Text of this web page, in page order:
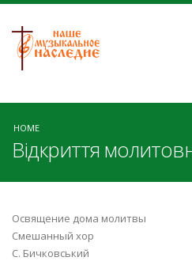
HOME
Відкриття
Освящение дома молитвы
Смешанный хор
С. Бичковський